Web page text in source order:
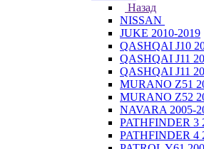
Назад
NISSAN
JUKE 2010-2019
QASHQAI J10
QASHQAI J11
QASHQAI J11
MURANO Z51
MURANO Z52
NAVARA 2005-
PATHFINDER 3
PATHFINDER 4